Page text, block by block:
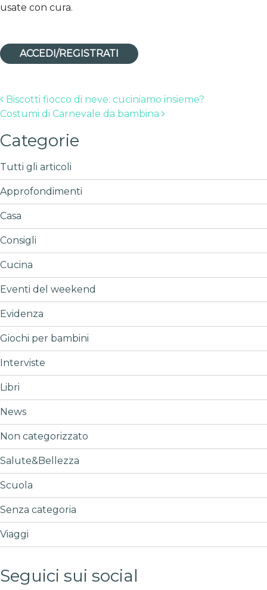
usate con cura.
ACCEDI/REGISTRATI
Post navigation
Biscotti fiocco di neve: cuciniamo insieme?
Costumi di Carnevale da bambina
Categorie
Tutti gli articoli
Approfondimenti
Casa
Consigli
Cucina
Eventi del weekend
Evidenza
Giochi per bambini
Interviste
Libri
News
Non categorizzato
Salute&Bellezza
Scuola
Senza categoria
Viaggi
Seguici sui social